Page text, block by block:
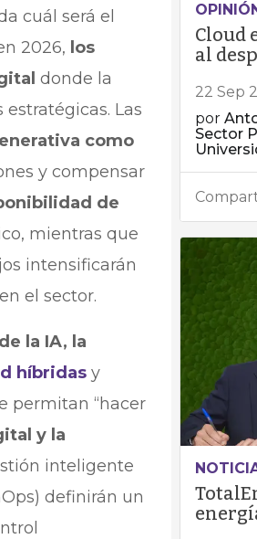
cuál será el
2026, los
donde la
Las
como
y compensar
de
mientras que
intensificarán
el sector.
la IA, la
híbridasy
permitan “hacer
y la
inteligente
definirán un
Cloud
al
22 Sep
por
Sector